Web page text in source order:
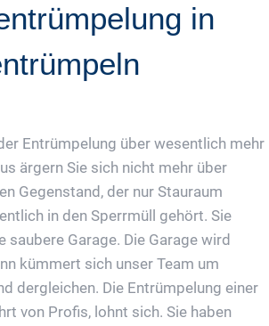
in
Entrümpelung über wesentlich mehr
ärgern Sie sich nicht mehr über
Gegenstand, der nur Stauraum
in den Sperrmüll gehört. Sie
saubere Garage. Die Garage wird
kümmert sich unser Team um
dergleichen. Die Entrümpelung einer
von Profis, lohnt sich. Sie haben